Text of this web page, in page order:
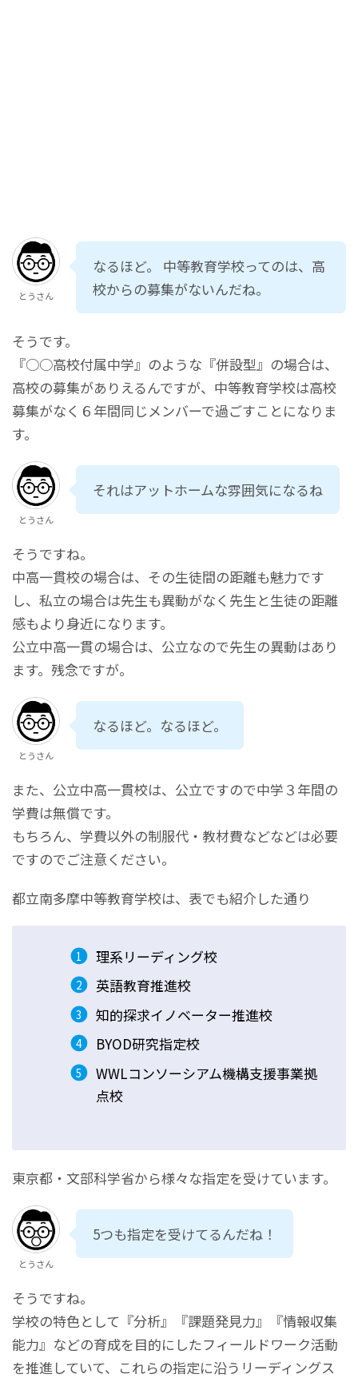
とうさん
なるほど。 中等教育学校ってのは、高
校からの募集がないんだね。
そうです。
『○○高校付属中学』のような『併設型』の場合は、
高校の募集がありえるんですが、中等教育学校は高校
募集がなく６年間同じメンバーで過ごすことになりま
す。
とうさん
それはアットホームな雰囲気になるね
そうですね。
中高一貫校の場合は、その生徒間の距離も魅力です
し、私立の場合は先生も異動がなく先生と生徒の距離
感もより身近になります。
公立中高一貫の場合は、公立なので先生の異動はあり
ます。残念ですが。
とうさん
なるほど。なるほど。
また、公立中高一貫校は、公立ですので中学３年間の
学費は無償です。
もちろん、学費以外の制服代・教材費などなどは必要
ですのでご注意ください。
都立南多摩中等教育学校は、表でも紹介した通り
理系リーディング校
英語教育推進校
知的探求イノベーター推進校
BYOD研究指定校
WWLコンソーシアム機構支援事業拠
点校
東京都・文部科学省から様々な指定を受けています。
とうさん
5つも指定を受けてるんだね！
そうですね。
学校の特色として『分析』『課題発見力』『情報収集
能力』などの育成を目的にしたフィールドワーク活動
を推進していて、これらの指定に沿うリーディングス